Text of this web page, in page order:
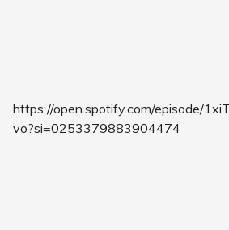
https://open.spotify.com/episode/
vo?si=0253379883904474